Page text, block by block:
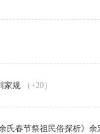
家规 （+20）
氏春节祭祖民俗探析》